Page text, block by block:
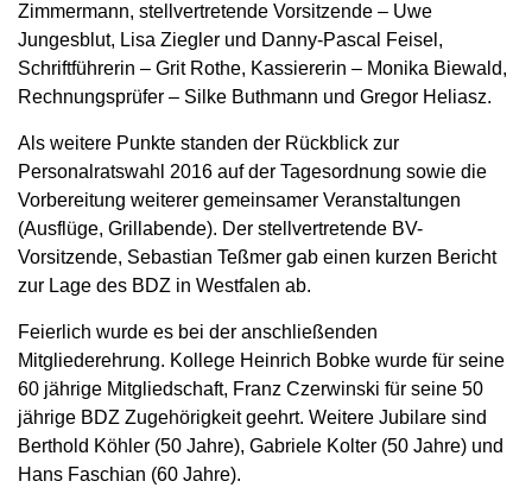
Zimmermann, stellvertretende Vorsitzende – Uwe
Jungesblut, Lisa Ziegler und Danny-Pascal Feisel,
Schriftführerin – Grit Rothe, Kassiererin – Monika Biewald,
Rechnungsprüfer – Silke Buthmann und Gregor Heliasz.
Als weitere Punkte standen der Rückblick zur
Personalratswahl 2016 auf der Tagesordnung sowie die
Vorbereitung weiterer gemeinsamer Veranstaltungen
(Ausflüge, Grillabende). Der stellvertretende BV-
Vorsitzende, Sebastian Teßmer gab einen kurzen Bericht
zur Lage des BDZ in Westfalen ab.
Feierlich wurde es bei der anschließenden
Mitgliederehrung. Kollege Heinrich Bobke wurde für seine
60 jährige Mitgliedschaft, Franz Czerwinski für seine 50
jährige BDZ Zugehörigkeit geehrt. Weitere Jubilare sind
Berthold Köhler (50 Jahre), Gabriele Kolter (50 Jahre) und
Hans Faschian (60 Jahre).